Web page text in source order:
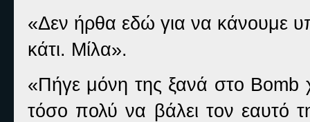
«Δεν ήρθα εδώ για να κάνουμε
κάτι. Μίλα».
«Πήγε μόνη της ξανά στο Bomb
τόσο πολύ να βάλει τον εαυτό